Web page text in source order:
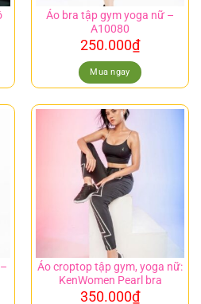
Áo bra tập gym yoga nữ –
A10080
250.000₫
Mua ngay
Áo croptop tập gym, yoga nữ:
KenWomen Pearl bra
350.000₫